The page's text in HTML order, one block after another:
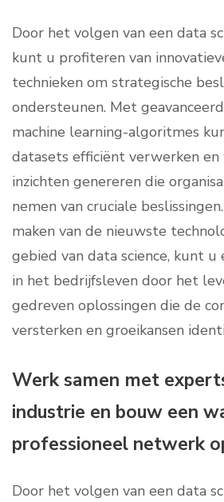
Door het volgen van een data
kunt u profiteren van
technieken om strategische
ondersteunen. Met
machine learning-algoritmes
datasets efficiënt verwerken
inzichten genereren die
nemen van cruciale
maken van de nieuwste
gebied van data science, kunt u
in het bedrijfsleven door het
gedreven oplossingen die de
versterken en groeikansen
Werk samen met
industrie en bouw een
professioneel netwerk
Door het volgen van een data